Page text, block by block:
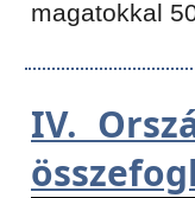
magatokkal
IV.